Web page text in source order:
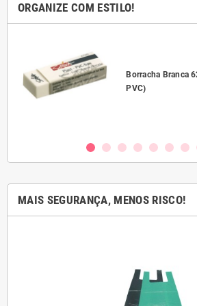
ORGANIZE COM ESTILO!
Borracha Branca
PVC)
MAIS SEGURANÇA, MENOS RISCO!